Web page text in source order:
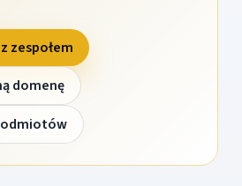
zespołem
domenę